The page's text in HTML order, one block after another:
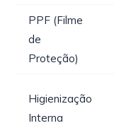
PPF (Filme
de
Proteção)
Higienização
Interna